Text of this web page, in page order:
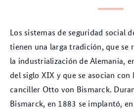
Los sistemas de seguridad social
tienen una larga tradición, que se
la industrialización de Alemania,
del siglo XIX y que se asocian
canciller Otto von Bismarck.
Bismarck, en 1883 se implantó,